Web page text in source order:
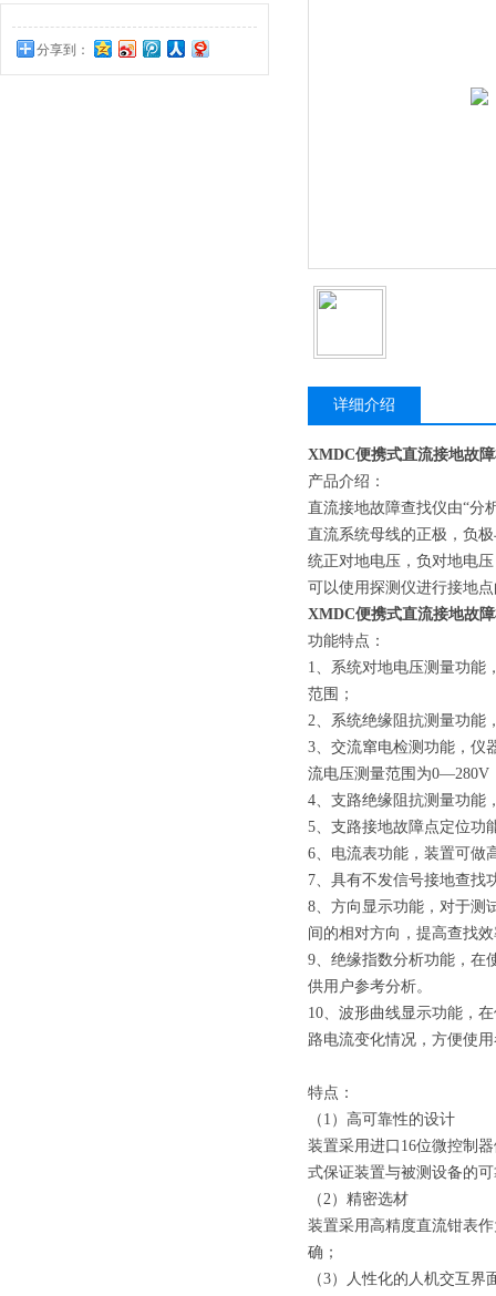
分享到：
详细介绍
XMDC便携式直流接地故
产品介绍：
直流接地故障查找仪由“分
直流系统母线的正极，负
统正对地电压，负对地电
可以使用探测仪进行接地
XMDC便携式直流接地故
功能特点：
1、系统对地电压测量功能
范围；
2、系统绝缘阻抗测量功能
3、交流窜电检测功能，仪
流电压测量范围为0—280V
4、支路绝缘阻抗测量功能
5、支路接地故障点定位功
6、电流表功能，装置可做
7、具有不发信号接地查找
8、方向显示功能，对于测
间的相对方向，提高查找
9、绝缘指数分析功能，在
供用户参考分析。
10、波形曲线显示功能，
路电流变化情况，方便使
特点：
（1）高可靠性的设计
装置采用进口16位微控制
式保证装置与被测设备的
（2）精密选材
装置采用高精度直流钳表
确；
（3）人性化的人机交互界